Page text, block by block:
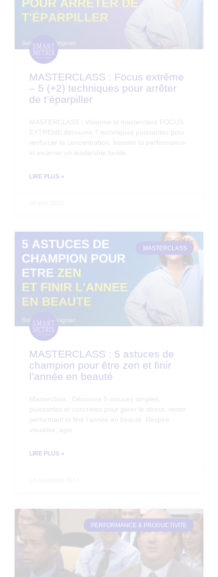
MASTERCLASS : Focus extrême
– 5 (+2) techniques pour arrêter
de t’éparpiller
MASTERCLASS : Visionne la masterclass FOCUS
EXTREME découvre 7 techniques puissantes pour
renforcer ta concentration, booster ta performance
et incarner un leadership lucide.
LIRE PLUS »
MASTERCLASS
MASTERCLASS : 5 astuces de
champion pour être zen et finir
l’année en beauté
Masterclass : Découvre 5 astuces simples,
puissantes et concrètes pour gérer le stress, rester
performant et finir l’année en beauté. Respire,
visualise, agis.
LIRE PLUS »
PERFORMANCE & PRODUCTIVITE